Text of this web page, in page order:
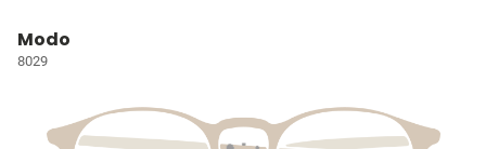
Modo
8029